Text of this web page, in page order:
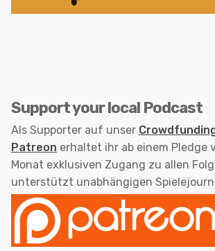
Support your local Podcast
Als Supporter auf unser
Patreon erhaltet ihr ab einem Pledge
Monat exklusiven Zugang zu allen
unterstützt unabhängigen